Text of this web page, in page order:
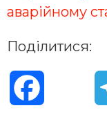
аварійному
Поділитися: